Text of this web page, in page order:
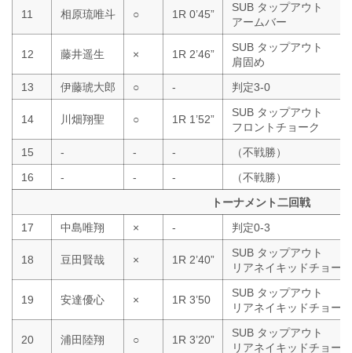
11 相原琉唯斗 ○ 1R 0’45”
SUB タップアウト
アームバー
12 藤井遥生 × 1R 2’46”
SUB タップアウト
肩固め
13
伊藤琥大郎 ○ - 判定3-0
14 川畑翔聖 ○ 1R 1’52”
SUB タップアウト
フロントチョーク
15
- - -
（不戦勝）
16
- - -
（不戦勝）
トーナメント二回戦
17
中島唯翔 × - 判定0-3
18 豆田賢哉 × 1R 2’40”
SUB タップアウト
リアネイキッドチョーク
19 安達優心 × 1R 3’50
SUB タップアウト
リアネイキッドチョーク
20 浦田陸翔 ○ 1R 3’20”
SUB タップアウト
リアネイキッドチョーク